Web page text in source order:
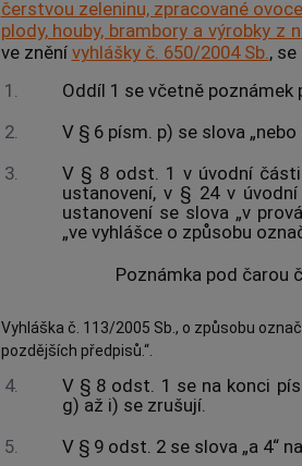
čerstvou zeleninu, zpracované
plody, houby, brambory a výrobky z
ve znění vyhlášky č. 650/2004 Sb.,
1.
Oddíl 1 se včetně poznámek
2.
V § 6 písm. p) se slova
3.
V § 8 odst. 1 v úvodní
ustanovení, v § 24 v
ustanovení se slova „v
„ve vyhlášce o způsobu
Poznámka pod čarou
Vyhláška č. 113/2005 Sb., o způsobu
pozdějších předpisů.“.
4.
V § 8 odst. 1 se na konci
g) až i) se zrušují.
5.
V § 9 odst. 2 se slova „a 4“